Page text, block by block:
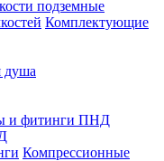
подземные
Комплектующие
душа
и фитинги ПНД
Компрессионные